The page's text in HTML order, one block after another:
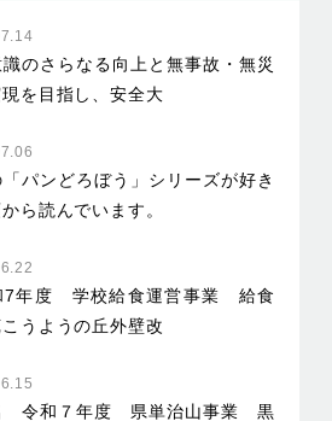
のさらなる向上と無事故・無災
を目指し、安全大
パンどろぼう」シリーズが好き
ら読んでいます。
7年度 学校給食運営事業 給食
うようの丘外壁改
令和７年度 県単治山事業 黒